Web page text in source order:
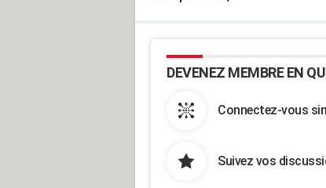
DEVENEZ MEMBRE EN
Connectez-vous
Suivez vos